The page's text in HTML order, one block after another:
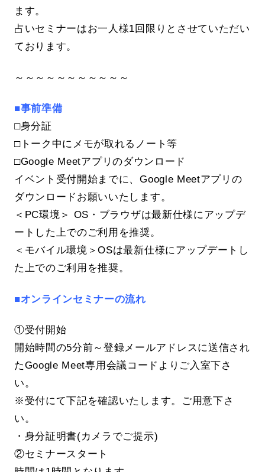
ます。
占いセミナーはお一人様1回限りとさせていただい
ております。
～～～～～～～～～～～
■事前準備
□身分証
□トーク中にメモが取れるノート等
□Google Meetアプリのダウンロード
イベント受付開始までに、Google Meetアプリの
ダウンロードお願いいたします。
＜PC環境＞ OS・ブラウザは最新仕様にアップデ
ートした上でのご利用を推奨。
＜モバイル環境＞OSは最新仕様にアップデートし
た上でのご利用を推奨。
■オンラインセミナーの流れ
①受付開始
開始時間の5分前～登録メールアドレスに送信され
たGoogle Meet専用会議コードよりご入室下さ
い。
※受付にて下記を確認いたします。ご用意下さ
い。
・身分証明書(カメラでご提示)
②セミナースタート